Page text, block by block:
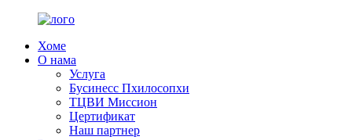
Хоме
О нама
Услуга
Бусинесс Пхилосопхи
ТЦВИ Миссион
Цертификат
Наш партнер